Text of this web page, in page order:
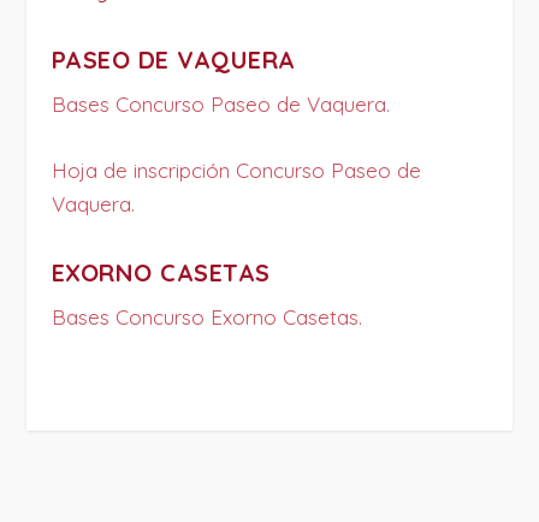
PASEO DE VAQUERA
Bases Concurso Paseo de Vaquera.
Hoja de inscripción Concurso Paseo de
Vaquera.
EXORNO CASETAS
Bases Concurso Exorno Casetas.